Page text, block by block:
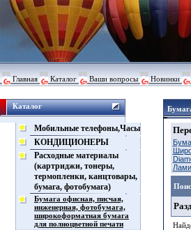
Главная Каталог Ваши вопросы Новинки
Каталог
Мобильные телефоны,Часы
КОНДИЦИОНЕРЫ
Расходные материалы
(картриджи, тонеры,
термопленки, канцтовары,
бумага, фотобумага)
Бумага офисная, писчая,
инженерная, фотобумага,
широкоформатная бумага
для полноцветной печати